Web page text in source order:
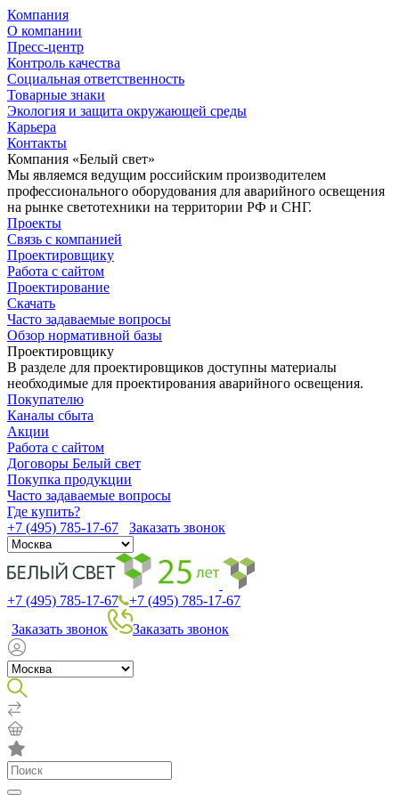
Компания
О компании
Пресс-центр
Контроль качества
Социальная ответственность
Товарные знаки
Экология и защита окружающей среды
Карьера
Контакты
Компания «Белый свет»
Мы являемся ведущим российским производителем
профессионального оборудования для аварийного освещения
на рынке светотехники на территории РФ и СНГ.
Проекты
Связь с компанией
Проектировщику
Работа с сайтом
Проектирование
Скачать
Часто задаваемые вопросы
Обзор нормативной базы
Проектировщику
В разделе для проектировщиков доступны материалы
необходимые для проектирования аварийного освещения.
Покупателю
Каналы сбыта
Акции
Работа с сайтом
Договоры Белый свет
Покупка продукции
Часто задаваемые вопросы
Где купить?
+7 (495) 785-17-67
Заказать звонок
+7 (495) 785-17-67
+7 (495) 785-17-67
Заказать звонок
Заказать звонок